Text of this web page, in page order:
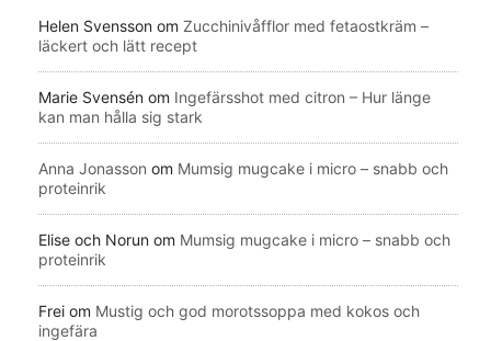
Helen Svensson om Zucchinivåfflor med fetaostkräm –
läckert och lätt recept
Marie Svensén om Ingefärsshot med citron – Hur länge
kan man hålla sig stark
Anna Jonasson om Mumsig mugcake i micro – snabb och
proteinrik
Elise och Norun om Mumsig mugcake i micro – snabb och
proteinrik
Frei om Mustig och god morotssoppa med kokos och
ingefära